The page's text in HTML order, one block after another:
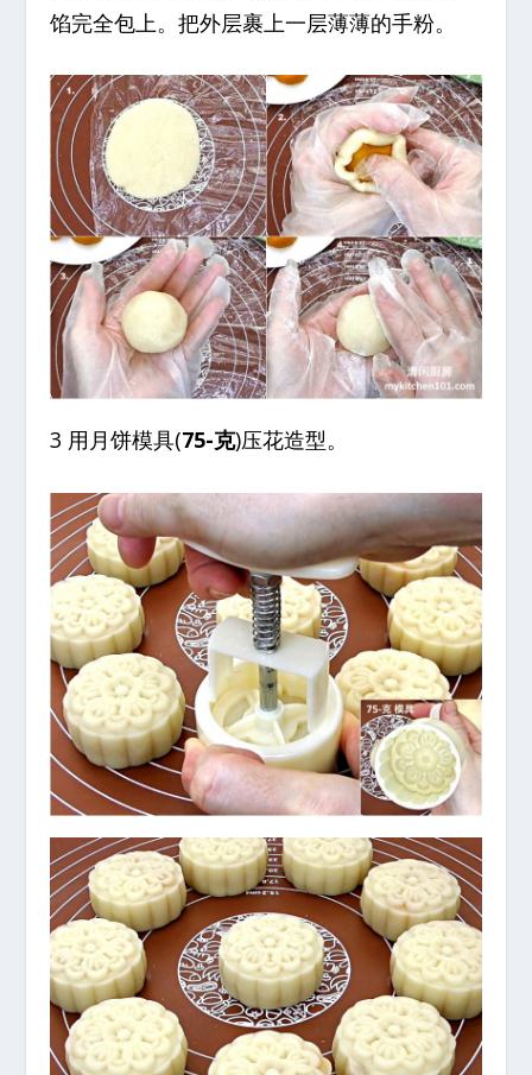
馅完全包上。把外层裹上一层薄薄的手粉。
3 用月饼模具(75-克)压花造型。